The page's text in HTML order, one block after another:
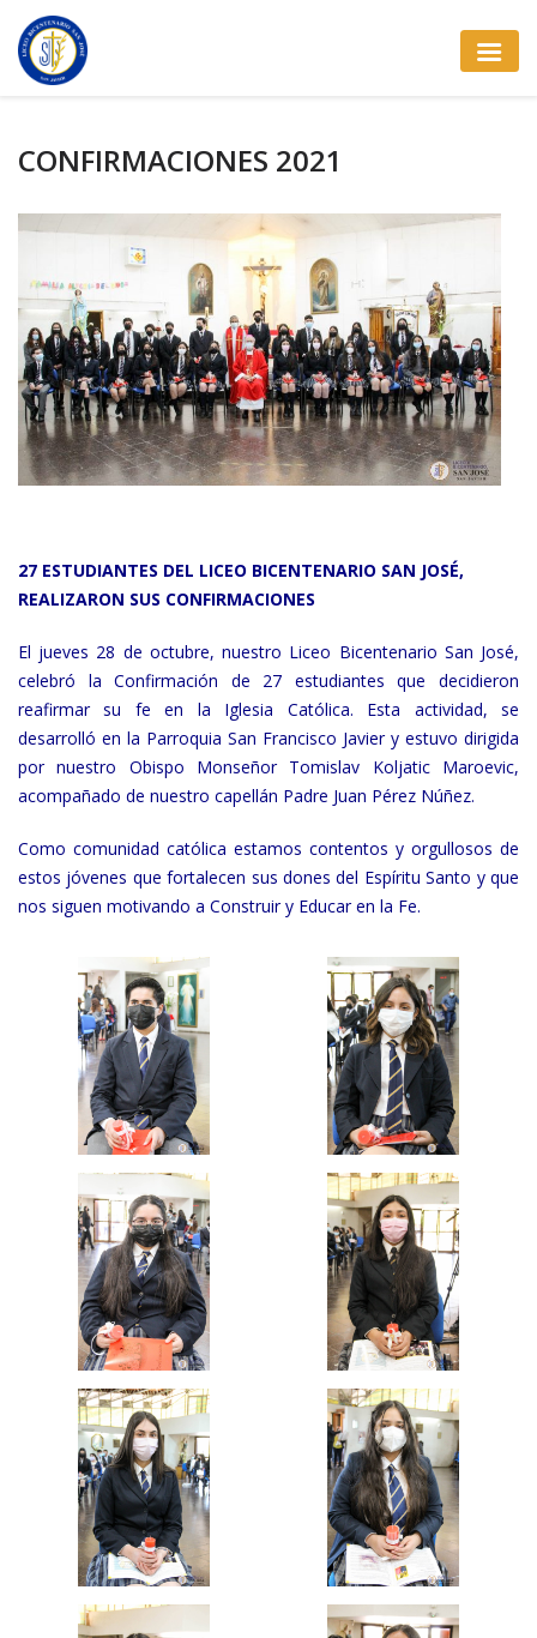
CONFIRMACIONES 2021
27 ESTUDIANTES DEL LICEO BICENTENARIO SAN JOSÉ,
REALIZARON SUS CONFIRMACIONES
El jueves 28 de octubre, nuestro Liceo Bicentenario San José,
celebró la Confirmación de 27 estudiantes que decidieron
reafirmar su fe en la Iglesia Católica. Esta actividad, se
desarrolló en la Parroquia San Francisco Javier y estuvo dirigida
por nuestro Obispo Monseñor Tomislav Koljatic Maroevic,
acompañado de nuestro capellán Padre Juan Pérez Núñez.
Como comunidad católica estamos contentos y orgullosos de
estos jóvenes que fortalecen sus dones del Espíritu Santo y que
nos siguen motivando a Construir y Educar en la Fe.